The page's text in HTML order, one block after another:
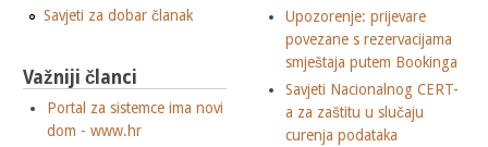
Savjeti za dobar članak
Važniji članci
Portal za sistemce ima novi
dom - www.hr
Upozorenje: prijevare
povezane s rezervacijama
smještaja putem Bookinga
Savjeti Nacionalnog CERT-
a za zaštitu u slučaju
curenja podataka